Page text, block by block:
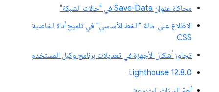
محاكاة عنوان Save-Data في "حالات الشبكة"
الاطّلاع على حالة "الخط الأساسي" في تلميح أداة لخاصية
CSS
تجاوز أشكال الأجهزة في تعديلات برنامج وكيل المستخدم
‫Lighthouse 12.8.0